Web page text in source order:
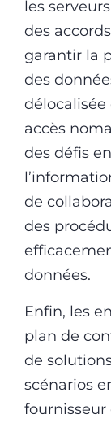
les
des
garantir la
des
délocalisée
accès
des défis
de
des
données.
Enfin, les
plan de
de
scénarios
fournisseur